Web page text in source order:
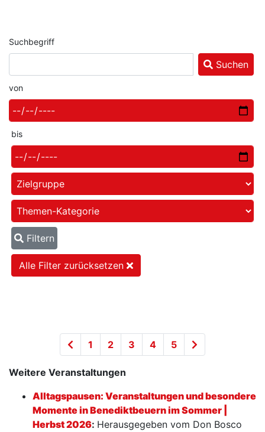
Suchbegriff
Suchen
von
bis
Filtern
Alle Filter zurücksetzen
1 2 3 4 5
Weitere Veranstaltungen
Alltagspausen: Veranstaltungen und besondere
Momente in Benediktbeuern im Sommer |
Herbst 2026: Herausgegeben vom Don Bosco